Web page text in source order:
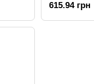
615.94 грн